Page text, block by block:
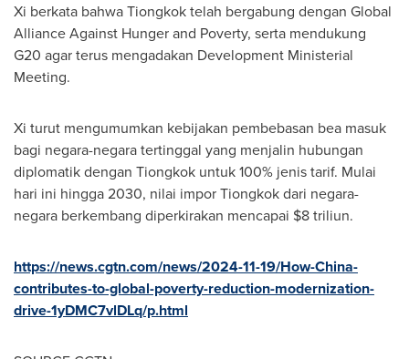
Xi berkata bahwa Tiongkok telah bergabung dengan Global
Alliance Against Hunger and Poverty, serta mendukung
G20 agar terus mengadakan Development Ministerial
Meeting.
Xi turut mengumumkan kebijakan pembebasan bea masuk
bagi negara-negara tertinggal yang menjalin hubungan
diplomatik dengan Tiongkok untuk 100% jenis tarif. Mulai
hari ini hingga 2030, nilai impor Tiongkok dari negara-
negara berkembang diperkirakan mencapai $8triliun.
https://news.cgtn.com/news/2024-11-19/How-China-
contributes-to-global-poverty-reduction-modernization-
drive-1yDMC7vlDLq/p.html